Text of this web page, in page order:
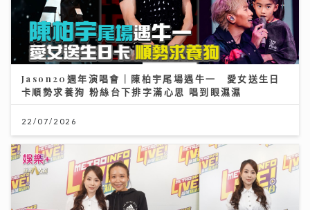
Jason20週年演唱會｜陳柏宇尾場遇牛一 愛女送生日
卡順勢求養狗 粉絲台下排字滿心思 唱到眼濕濕
22/07/2026